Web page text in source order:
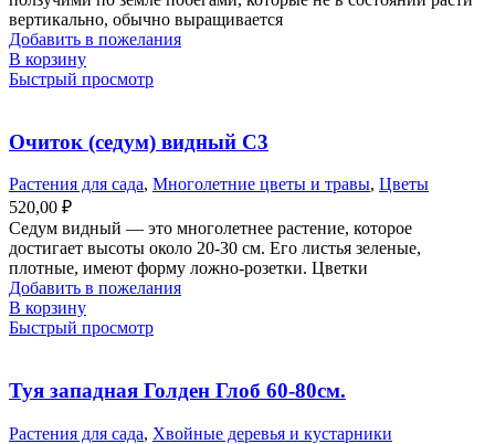
вертикально, обычно выращивается
Добавить в пожелания
В корзину
Быстрый просмотр
Очиток (седум) видный С3
Растения для сада, Многолетние цветы и травы, Цветы
520,00 ₽
Седум видный — это многолетнее растение, которое
достигает высоты около 20-30 см. Его листья зеленые,
плотные, имеют форму ложно-розетки. Цветки
Добавить в пожелания
В корзину
Быстрый просмотр
Туя западная Голден Глоб 60-80см.
Растения для сада, Хвойные деревья и кустарники